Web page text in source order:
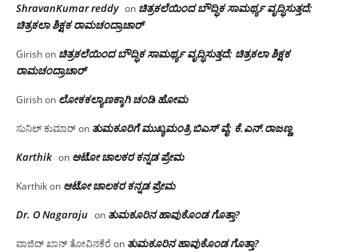
ShravanKumar reddy on ಚಿತ್ರಕಲೆಯಿಂದ ಬೌದ್ಧಿಕ ಸಾಮರ್ಥ್ಯ ವೃದ್ಧಿಸುತ್ತದೆ;
ಚಿತ್ರಕಲಾ ಶಿಕ್ಷಕ ರಾಮಚಂದ್ರಾಚಾರ್
Girishon ಚಿತ್ರಕಲೆಯಿಂದ ಬೌದ್ಧಿಕ ಸಾಮರ್ಥ್ಯ ವೃದ್ಧಿಸುತ್ತದೆ; ಚಿತ್ರಕಲಾ ಶಿಕ್ಷಕ
ರಾಮಚಂದ್ರಾಚಾರ್
Girishon ಲೋಕಕಲ್ಯಾಣಕ್ಕಾಗಿ ಚಂಡಿ ಹೋಮ
ಸುನಿಲ್ ಕುಮಾರ್on ತುಮಕೂರಿಗೆ ಮುಖ್ಯಮಂತ್ರಿ ಬಿಎಸ್ ವೈ: ಕೆ.ಎನ್.ರಾಜಣ್ಣ
Karthik on ಆಟೋ ಚಾಲಕರ ಕನ್ನಡ ಪ್ರೇಮ
Karthikon ಆಟೋ ಚಾಲಕರ ಕನ್ನಡ ಪ್ರೇಮ
Dr. O Nagaraju on ತುಮಕೂರಿನ ಹಾವುಕೊಂಡ ಗೊತ್ತಾ?
ವಾಜಿದ್ ಖಾನ್ ತೋವಿನಕೆರೆ on ತುಮಕೂರಿನ ಹಾವುಕೊಂಡ ಗೊತ್ತಾ?